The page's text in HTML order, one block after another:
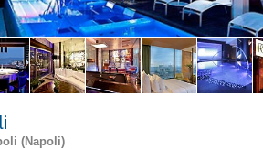
(Napoli)